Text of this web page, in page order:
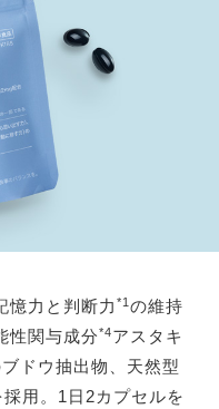
憶力と判断力 *1 の維持
性関与成分*4アスタキ
ドウ抽出物、天然型
用。1日2カプセルを